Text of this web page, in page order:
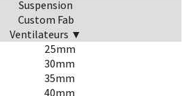
Suspension
Custom Fab
Ventilateurs ▼
25mm
30mm
35mm
40mm